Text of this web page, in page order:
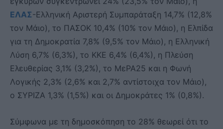
ΕΛΑΣ-Ελληνική Αριστερή Συμπαράταξη 14,7% (12,8%
τον Μάιο), το ΠΑΣΟΚ 10,4% (10% τον Μάιο), η Ελπίδα
για τη Δημοκρατία 7,8% (9,5% τον Μάιο), η Ελληνική
Λύση 6,7% (6,3%), το ΚΚΕ 6,4% (6,4%), η Πλεύση
Ελευθερίας 3,1% (3,2%), το ΜεΡΑ25 και η Φωνή
Λογικής 2,3% (2,6% και 2,7% αντίστοιχα τον Μάιο),
ο ΣΥΡΙΖΑ 1,3% (1,5%) και οι Δημοκράτες 1% (0,8%).
Σύμφωνα με τη δημοσκόπηση το 28% θεωρεί ότι το